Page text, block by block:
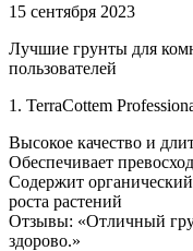
15 сентября 2023
Лучшие грунты для
пользователей
1. TerraCottem
Высокое качество и
Обеспечивает
Содержит
роста растений
Отзывы: «Отличный
здорово.»